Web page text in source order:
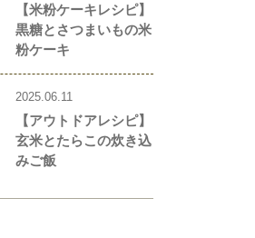
【米粉ケーキレシピ】
黒糖とさつまいもの米
粉ケーキ
2025.06.11
【アウトドアレシピ】
玄米とたらこの炊き込
みご飯